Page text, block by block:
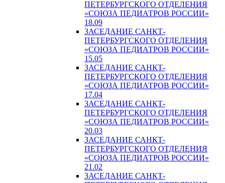
ПЕТЕРБУРГСКОГО ОТДЕЛЕНИЯ
«СОЮЗА ПЕДИАТРОВ РОССИИ»
18.09
ЗАСЕДАНИЕ САНКТ-
ПЕТЕРБУРГСКОГО ОТДЕЛЕНИЯ
«СОЮЗА ПЕДИАТРОВ РОССИИ»
15.05
ЗАСЕДАНИЕ САНКТ-
ПЕТЕРБУРГСКОГО ОТДЕЛЕНИЯ
«СОЮЗА ПЕДИАТРОВ РОССИИ»
17.04
ЗАСЕДАНИЕ САНКТ-
ПЕТЕРБУРГСКОГО ОТДЕЛЕНИЯ
«СОЮЗА ПЕДИАТРОВ РОССИИ»
20.03
ЗАСЕДАНИЕ САНКТ-
ПЕТЕРБУРГСКОГО ОТДЕЛЕНИЯ
«СОЮЗА ПЕДИАТРОВ РОССИИ»
21.02
ЗАСЕДАНИЕ САНКТ-